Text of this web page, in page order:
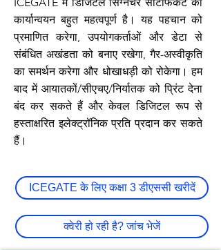
कार्यान्वयन बहुत महत्वपूर्ण है। यह पहचान को
प्रमाणित करेगा, उपयोगकर्ताओं और डेटा से
संबंधित अखंडता को बनाए रखेगा, गैर-अस्वीकृति
का समर्थन करेगा और धोखाधड़ी को रोकेगा। हम
बाद में आयातकों/सीएचए/निर्यातक को प्रिंट देना
बंद कर सकते हैं और केवल डिजिटल रूप से
हस्ताक्षरित इलेक्ट्रॉनिक प्रति प्रदान कर सकते
हैं।
ICEGATE के लिए कक्षा 3 डीएससी खरीदें
क्वेरी हो रही है? जांच भेजें